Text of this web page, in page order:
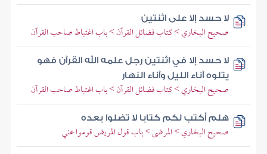
لا حسد إلا على اثنتين
صحيح البخاري > كتاب فضائل القرآن > باب اغتباط صاحب القرآن
لا حسد إلا في اثنتين رجل علمه الله القرآن فهو
يتلوه آناء الليل وآناء النهار
صحيح البخاري > كتاب فضائل القرآن > باب اغتباط صاحب القرآن
هلم أكتب لكم كتابا لا تضلوا بعده
صحيح البخاري > المرضى > باب قول المريض قوموا عني